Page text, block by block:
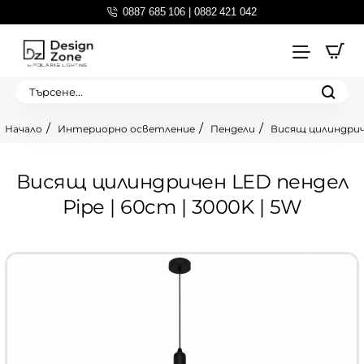
0887 685 106 | 0882 421 042
Търсене...
Висящ цилиндричен LED пендел
Pipe | 60cm | 3000K | 5W
Интериорно осветление Пендели Висящ